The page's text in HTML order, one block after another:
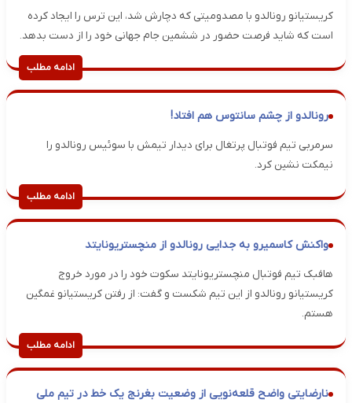
کریستیانو رونالدو با مصدومیتی که دچارش شد، این ترس را ایجاد کرده
است که شاید فرصت حضور در ششمین جام جهانی خود را از دست بدهد.
ادامه مطلب
رونالدو از چشم سانتوس هم افتاد!
سرمربی تیم فوتبال پرتغال برای دیدار تیمش با سوئیس رونالدو را
نیمکت نشین کرد.
ادامه مطلب
واکنش کاسمیرو به جدایی رونالدو از منچستریونایتد
هافبک تیم فوتبال منچستریونایتد سکوت خود را در مورد خروج
کریستیانو رونالدو از این تیم شکست و گفت: از رفتن کریستیانو غمگین
هستم.
ادامه مطلب
نارضایتی واضح قلعه‌نویی از وضعیت بغرنج یک خط در تیم ملی